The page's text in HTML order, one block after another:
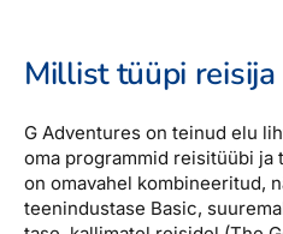
Millist tüüpi reisija
G Adventures on teinud elu
oma programmid reisitüübi ja
on omavahel kombineeritud,
teenindustase Basic,